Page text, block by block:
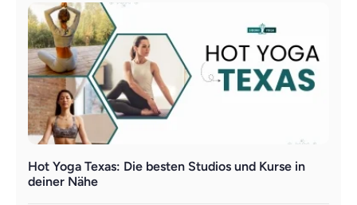
Hot Yoga Texas: Die besten Studios und Kurse in
deiner Nähe